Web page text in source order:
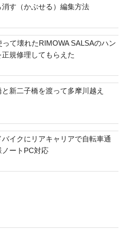
消す（かぶせる）編集方法
って壊れたRIMOWA SALSAのハン
正規修理してもらえた
と新二子橋を渡って多摩川越え
バイクにリアキャリアで自転車通
ノートPC対応